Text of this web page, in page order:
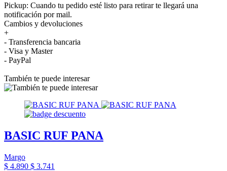
Pickup: Cuando tu pedido esté listo para retirar te llegará una
notificación por mail.
Cambios y devoluciones
+
- Transferencia bancaria
- Visa y Master
- PayPal
También te puede interesar
BASIC RUF PANA
Margo
$ 4.890 $ 3.741